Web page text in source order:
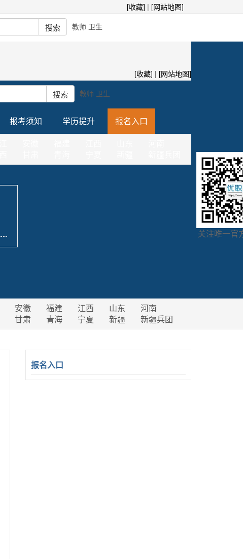
[收藏] | [网站地图]
教师 卫生
[收藏] | [网站地图]
教师 卫生
报考须知 学历提升
报名入口
安徽 福建 江西 山东
河南
甘肃 青海 宁夏 新疆 新疆兵团
报名入口
关注唯一官